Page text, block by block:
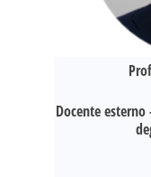
Docente